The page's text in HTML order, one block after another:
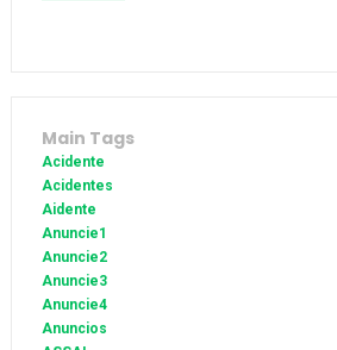
Main Tags
Acidente
Acidentes
Aidente
Anuncie1
Anuncie2
Anuncie3
Anuncie4
Anuncios